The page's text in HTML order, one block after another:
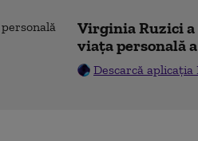
Virginia Ruzici
viața personală
Descarcă